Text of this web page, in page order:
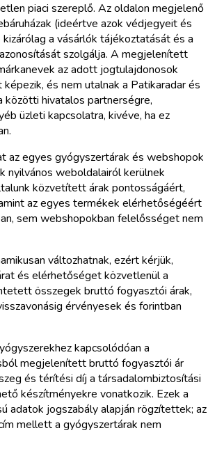
piaci szereplő. Az oldalon megjelenő
(ideértve azok védjegyeit és
a vásárlók tájékoztatását és a
szolgálja. A megjelenített
az adott jogtulajdonosok
és nem utalnak a Patikaradar és
közötti hivatalos partnerségre,
üzleti kapcsolatra, kivéve, ha ez
az egyes gyógyszertárak és webshopok
nyilvános weboldalairól kerülnek
közvetített árak pontosságáért,
az egyes termékek elérhetőségéért
sem webshopokban felelősséget nem
változhatnak, ezért kérjük,
és elérhetőséget közvetlenül a
összegek bruttó fogyasztói árak,
érvényesek és forintban
kapcsolódóan a
megjelenített bruttó fogyasztói ár
és térítési díj a társadalombiztosítási
készítményekre vonatkozik. Ezek a
adatok jogszabály alapján rögzítettek; az
mellett a gyógyszertárak nem